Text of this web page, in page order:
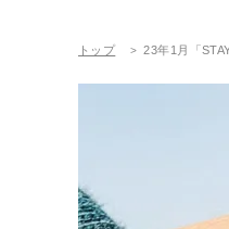
トップ 23年1月「